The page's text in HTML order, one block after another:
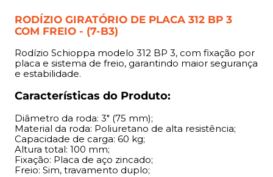
Benefícios:
Alta resistência ao desgaste, rotação suave e segurança
aprimorada.
RODÍZIO GIRATÓRIO DE PLACA 312 BP 3
COM FREIO - (7-B3)
Rodízio Schioppa modelo 312 BP 3, com fixação por
placa e sistema de freio, garantindo maior segurança
e estabilidade.
Características do Produto:
Diâmetro da roda: 3" (75 mm);
Material da roda: Poliuretano de alta resistência;
Capacidade de carga: 60 kg;
Altura total: 100 mm;
Fixação: Placa de aço zincado;
Freio: Sim, travamento duplo;